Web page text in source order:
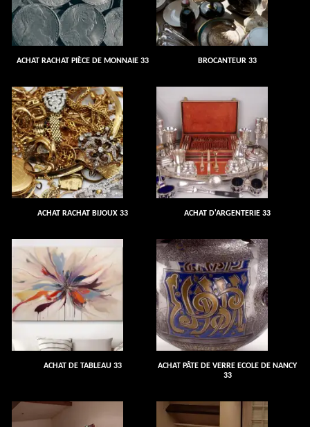
ACHAT RACHAT PIÈCE DE MONNAIE 33 BROCANTEUR 33
ACHAT RACHAT BIJOUX 33 ACHAT D'ARGENTERIE 33
ACHAT DE TABLEAU 33
ACHAT PÂTE DE VERRE ECOLE DE NANCY
33